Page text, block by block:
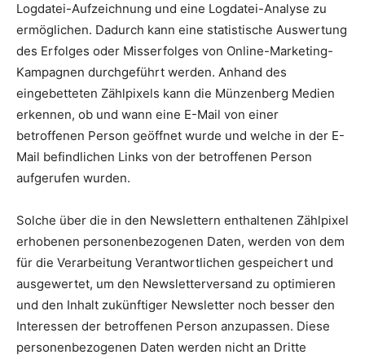
Logdatei-Aufzeichnung und eine Logdatei-Analyse zu
ermöglichen. Dadurch kann eine statistische Auswertung
des Erfolges oder Misserfolges von Online-Marketing-
Kampagnen durchgeführt werden. Anhand des
eingebetteten Zählpixels kann die Münzenberg Medien
erkennen, ob und wann eine E-Mail von einer
betroffenen Person geöffnet wurde und welche in der E-
Mail befindlichen Links von der betroffenen Person
aufgerufen wurden.
Solche über die in den Newslettern enthaltenen Zählpixel
erhobenen personenbezogenen Daten, werden von dem
für die Verarbeitung Verantwortlichen gespeichert und
ausgewertet, um den Newsletterversand zu optimieren
und den Inhalt zukünftiger Newsletter noch besser den
Interessen der betroffenen Person anzupassen. Diese
personenbezogenen Daten werden nicht an Dritte